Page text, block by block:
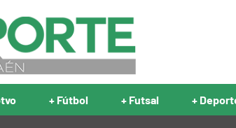
+ Fútbol + Futsal +